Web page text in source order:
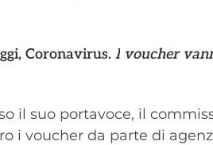
Coronavirus. I voucher
il suo portavoce, il
i voucher da parte di